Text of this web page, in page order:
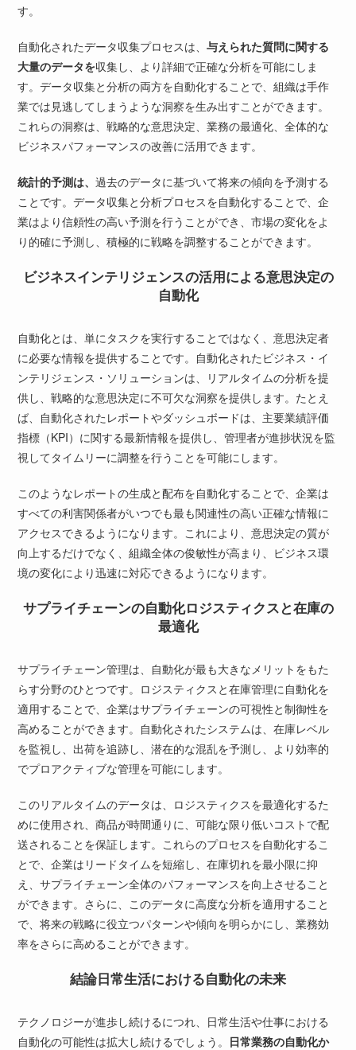
す。
自動化されたデータ収集プロセスは、与えられた質問に関する
大量のデータを収集し、より詳細で正確な分析を可能にしま
す。データ収集と分析の両方を自動化することで、組織は手作
業では見逃してしまうような洞察を生み出すことができます。
これらの洞察は、戦略的な意思決定、業務の最適化、全体的な
ビジネスパフォーマンスの改善に活用できます。
統計的予測は、過去のデータに基づいて将来の傾向を予測する
ことです。データ収集と分析プロセスを自動化することで、企
業はより信頼性の高い予測を行うことができ、市場の変化をよ
り的確に予測し、積極的に戦略を調整することができます。
ビジネスインテリジェンスの活用による意思決定の
自動化
自動化とは、単にタスクを実行することではなく、意思決定者
に必要な情報を提供することです。自動化されたビジネス・イ
ンテリジェンス・ソリューションは、リアルタイムの分析を提
供し、戦略的な意思決定に不可欠な洞察を提供します。たとえ
ば、自動化されたレポートやダッシュボードは、主要業績評価
指標（KPI）に関する最新情報を提供し、管理者が進捗状況を監
視してタイムリーに調整を行うことを可能にします。
このようなレポートの生成と配布を自動化することで、企業は
すべての利害関係者がいつでも最も関連性の高い正確な情報に
アクセスできるようになります。これにより、意思決定の質が
向上するだけでなく、組織全体の俊敏性が高まり、ビジネス環
境の変化により迅速に対応できるようになります。
サプライチェーンの自動化ロジスティクスと在庫の
最適化
サプライチェーン管理は、自動化が最も大きなメリットをもた
らす分野のひとつです。ロジスティクスと在庫管理に自動化を
適用することで、企業はサプライチェーンの可視性と制御性を
高めることができます。自動化されたシステムは、在庫レベル
を監視し、出荷を追跡し、潜在的な混乱を予測し、より効率的
でプロアクティブな管理を可能にします。
このリアルタイムのデータは、ロジスティクスを最適化するた
めに使用され、商品が時間通りに、可能な限り低いコストで配
送されることを保証します。これらのプロセスを自動化するこ
とで、企業はリードタイムを短縮し、在庫切れを最小限に抑
え、サプライチェーン全体のパフォーマンスを向上させること
ができます。さらに、このデータに高度な分析を適用すること
で、将来の戦略に役立つパターンや傾向を明らかにし、業務効
率をさらに高めることができます。
結論日常生活における自動化の未来
テクノロジーが進歩し続けるにつれ、日常生活や仕事における
自動化の可能性は拡大し続けるでしょう。 日常業務の自動化か